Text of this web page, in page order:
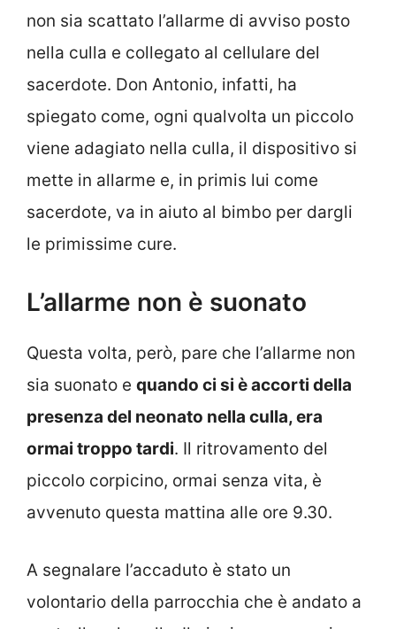
non sia scattato l’allarme di avviso posto
nella culla e collegato al cellulare del
sacerdote. Don Antonio, infatti, ha
spiegato come, ogni qualvolta un piccolo
viene adagiato nella culla, il dispositivo si
mette in allarme e, in primis lui come
sacerdote, va in aiuto al bimbo per dargli
le primissime cure.
L’allarme non è suonato
Questa volta, però, pare che l’allarme non
sia suonato e quando ci si è accorti della
presenza del neonato nella culla, era
ormai troppo tardi. Il ritrovamento del
piccolo corpicino, ormai senza vita, è
avvenuto questa mattina alle ore 9.30.
A segnalare l’accaduto è stato un
volontario della parrocchia che è andato a